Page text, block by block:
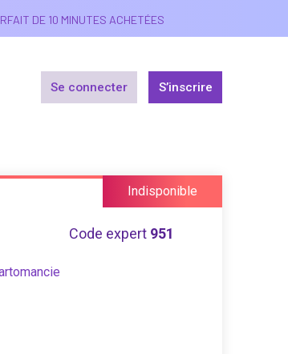
DE 10 MINUTES ACHETÉES
Se connecter S’inscrire
Indisponible
Code expert 951